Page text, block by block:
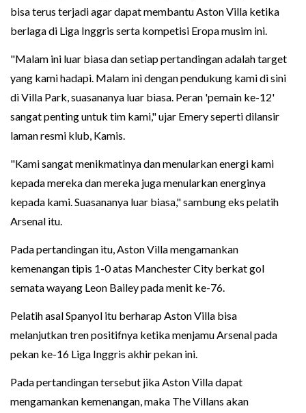
bisa terus terjadi agar dapat membantu Aston Villa ketika
berlaga di Liga Inggris serta kompetisi Eropa musim ini.
"Malam ini luar biasa dan setiap pertandingan adalah target
yang kami hadapi. Malam ini dengan pendukung kami di sini
di Villa Park, suasananya luar biasa. Peran 'pemain ke-12'
sangat penting untuk tim kami," ujar Emery seperti dilansir
laman resmi klub, Kamis.
"Kami sangat menikmatinya dan menularkan energi kami
kepada mereka dan mereka juga menularkan energinya
kepada kami. Suasananya luar biasa," sambung eks pelatih
Arsenal itu.
Pada pertandingan itu, Aston Villa mengamankan
kemenangan tipis 1-0 atas Manchester City berkat gol
semata wayang Leon Bailey pada menit ke-76.
Pelatih asal Spanyol itu berharap Aston Villa bisa
melanjutkan tren positifnya ketika menjamu Arsenal pada
pekan ke-16 Liga Inggris akhir pekan ini.
Pada pertandingan tersebut jika Aston Villa dapat
mengamankan kemenangan, maka The Villans akan